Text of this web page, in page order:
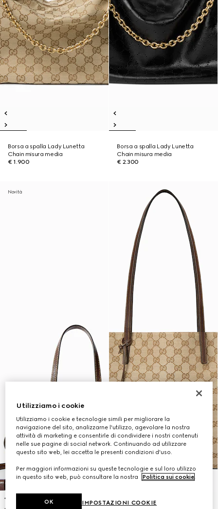
Borsa a spalla Lady Lunetta
Chain misura media
€ 1.900
Borsa a spalla Lady Lunetta
Chain misura media
€ 2.300
Novità
Utilizziamo i cookie
Utilizziamo i cookie e tecnologie simili per migliorare la
navigazione del sito, analizzarne l'utilizzo, agevolare la nostra
attività di marketing e consentirle di condividere i nostri contenuti
nelle sue pagine di social network. Continuando ad utilizzare
questo sito web, lei accetta le presenti condizioni d'uso.
Per maggiori informazioni su queste tecnologie e sul loro utilizzo
in questo sito web, può consultare la nostra
Politica sui cookie.
IMPOSTAZIONI COOKIE
OK